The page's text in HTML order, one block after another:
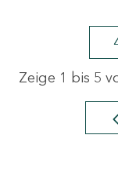
Zeige 1 bis 5